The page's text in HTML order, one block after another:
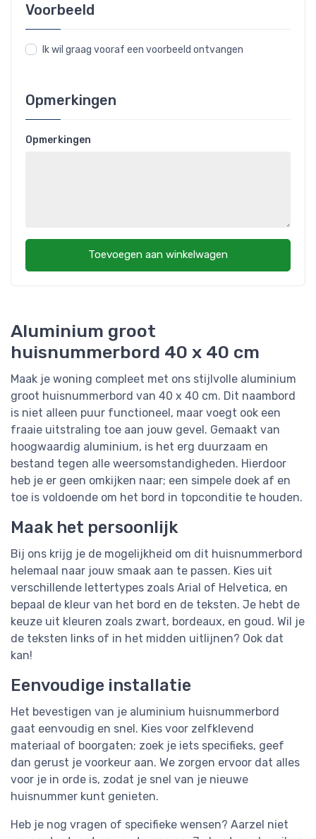
Aluminium groot
huisnummerbord 40 x 40 cm
Maak je woning compleet met ons stijlvolle aluminium
groot huisnummerbord van 40 x 40 cm. Dit naambord
is niet alleen puur functioneel, maar voegt ook een
fraaie uitstraling toe aan jouw gevel. Gemaakt van
hoogwaardig aluminium, is het erg duurzaam en
bestand tegen alle weersomstandigheden. Hierdoor
heb je er geen omkijken naar; een simpele doek af en
toe is voldoende om het bord in topconditie te houden.
Maak het persoonlijk
Bij ons krijg je de mogelijkheid om dit huisnummerbord
helemaal naar jouw smaak aan te passen. Kies uit
verschillende lettertypes zoals Arial of Helvetica, en
bepaal de kleur van het bord en de teksten. Je hebt de
keuze uit kleuren zoals zwart, bordeaux, en goud. Wil je
de teksten links of in het midden uitlijnen? Ook dat
kan!
Eenvoudige installatie
Het bevestigen van je aluminium huisnummerbord
gaat eenvoudig en snel. Kies voor zelfklevend
materiaal of boorgaten; zoek je iets specifieks, geef
dan gerust je voorkeur aan. We zorgen ervoor dat alles
voor je in orde is, zodat je snel van je nieuwe
huisnummer kunt genieten.
Heb je nog vragen of specifieke wensen? Aarzel niet
Voorbeeld
Ik wil graag vooraf een voorbeeld ontvangen
Opmerkingen
Opmerkingen
Toevoegen aan winkelwagen